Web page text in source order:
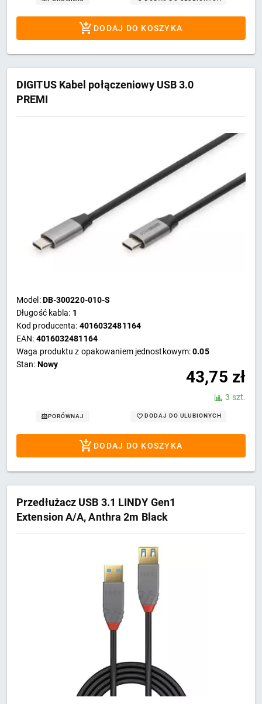
DODAJ DO KOSZYKA
DIGITUS Kabel połączeniowy USB 3.0
PREMI
Model:DB-300220-010-S
Długość kabla: 1
Kod producenta: 4016032481164
EAN: 4016032481164
Waga produktu z opakowaniem jednostkowym:0.05
Stan: Nowy
43,75 zł
3 szt.
PORÓWNAJ DODAJ DO ULUBIONYCH
DODAJ DO KOSZYKA
Przedłużacz USB 3.1 LINDY Gen1
Extension A/A, Anthra 2m Black